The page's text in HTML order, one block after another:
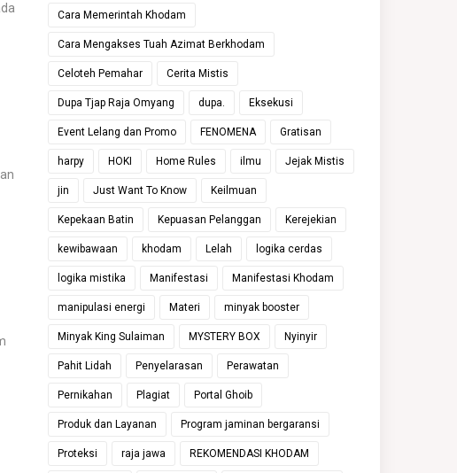
Cara Memerintah Khodam
Cara Mengakses Tuah Azimat Berkhodam
Celoteh Pemahar Cerita Mistis
Dupa Tjap Raja Omyang dupa. Eksekusi
Event Lelang dan Promo FENOMENA Gratisan
harpy HOKI Home Rules ilmu Jejak Mistis
jin Just Want To Know Keilmuan
Kepekaan Batin Kepuasan Pelanggan Kerejekian
kewibawaan khodam Lelah logika cerdas
logika mistika Manifestasi Manifestasi Khodam
manipulasi energi Materi minyak booster
Minyak King Sulaiman MYSTERY BOX Nyinyir
Pahit Lidah Penyelarasan Perawatan
Pernikahan Plagiat Portal Ghoib
Produk dan Layanan Program jaminan bergaransi
Proteksi raja jawa REKOMENDASI KHODAM